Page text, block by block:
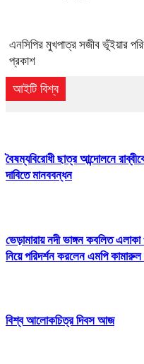
এনসিপির মুখপাত্র সজীব ভূঁইয়ার
প্রকাশ
আইটি বিশ্ব
বৈষম্যবিরোধী ছাত্র আন্দোলনে
দাবিতে মানববন্ধন
ভেড়ামারায় নদী ভাঙ্গন কবলিত
নিয়ে পরিদর্শন করলেন এমপি
বিশ্ব আলোকচিত্র দিবস আজ